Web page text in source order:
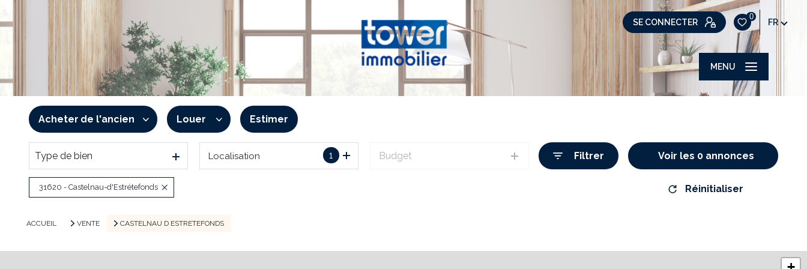
SE CONNECTER
0
FR
MENU
Acheter de l'ancien
De l'ancien
De l'immo pro
Louer
à l'année
Estimer
Type de bien 1
Localisation Budget Filtrer Voir les 0 annonces
31620 - Castelnau-d'Estrétefonds Réinitialiser
ACCUEIL VENTE CASTELNAU D ESTRETEFONDS